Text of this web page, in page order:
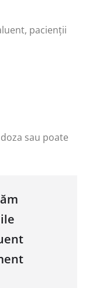
pacienții
sau poate